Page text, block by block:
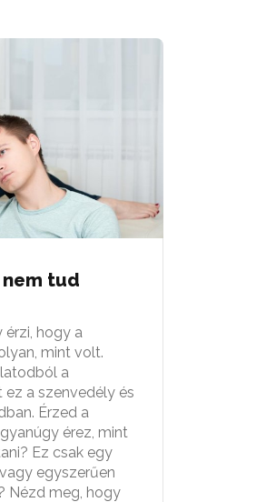
tud
érzi, hogy a
mint volt.
a
a szenvedély és
Érzed a
érez, mint
Ez csak egy
egyszerűen
Nézd meg, hogy